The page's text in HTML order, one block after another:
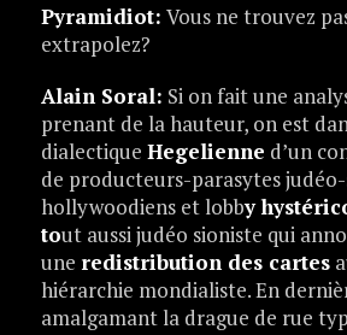
Pyramidiot: Vous ne trouvez
extrapolez?
Alain Soral: Si on fait une
prenant de la hauteur, on est
dialectique Hegelienne d’un
de producteurs-parasytes
hollywoodiens et lobby
tout aussi judéo sioniste qui
une redistribution des cartes
hiérarchie mondialiste. En
amalgamant la drague de rue